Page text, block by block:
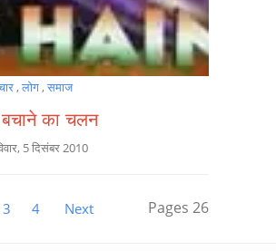
,लोग,समाज
का चलन
5 दिसंबर 2010
Pages 26
3 4 Next